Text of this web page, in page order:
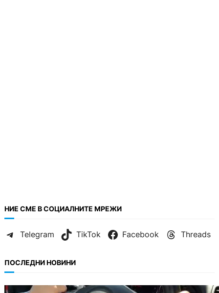
НИЕ СМЕ В СОЦИАЛНИТЕ МРЕЖИ
Telegram TikTok Facebook Threads
ПОСЛЕДНИ НОВИНИ
БЕЗ КАТЕГОРИЯ